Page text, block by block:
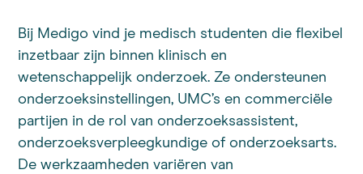
Bij Medigo vind je medisch studenten die flexibel
inzetbaar zijn binnen klinisch en
wetenschappelijk onderzoek. Ze ondersteunen
onderzoeksinstellingen, UMC’s en commerciële
partijen in de rol van onderzoeksassistent,
onderzoeksverpleegkundige of onderzoeksarts.
De werkzaamheden variëren van